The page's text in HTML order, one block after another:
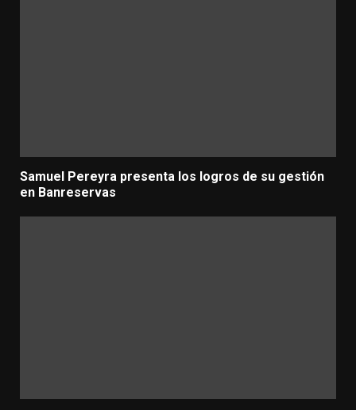
Samuel Pereyra presenta los logros de su gestión
en Banreservas